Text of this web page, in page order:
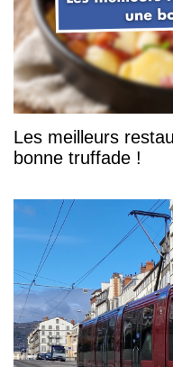
Les meilleurs
bonne truffade !